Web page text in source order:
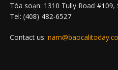
Tòa soạn: 1310 Tully Road #109,
Tel: (408) 482-6527
Contact us: